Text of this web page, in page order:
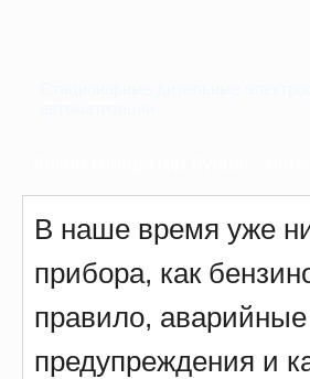
В наше время уже
прибора, как
правило, аварийные
предупреждения и